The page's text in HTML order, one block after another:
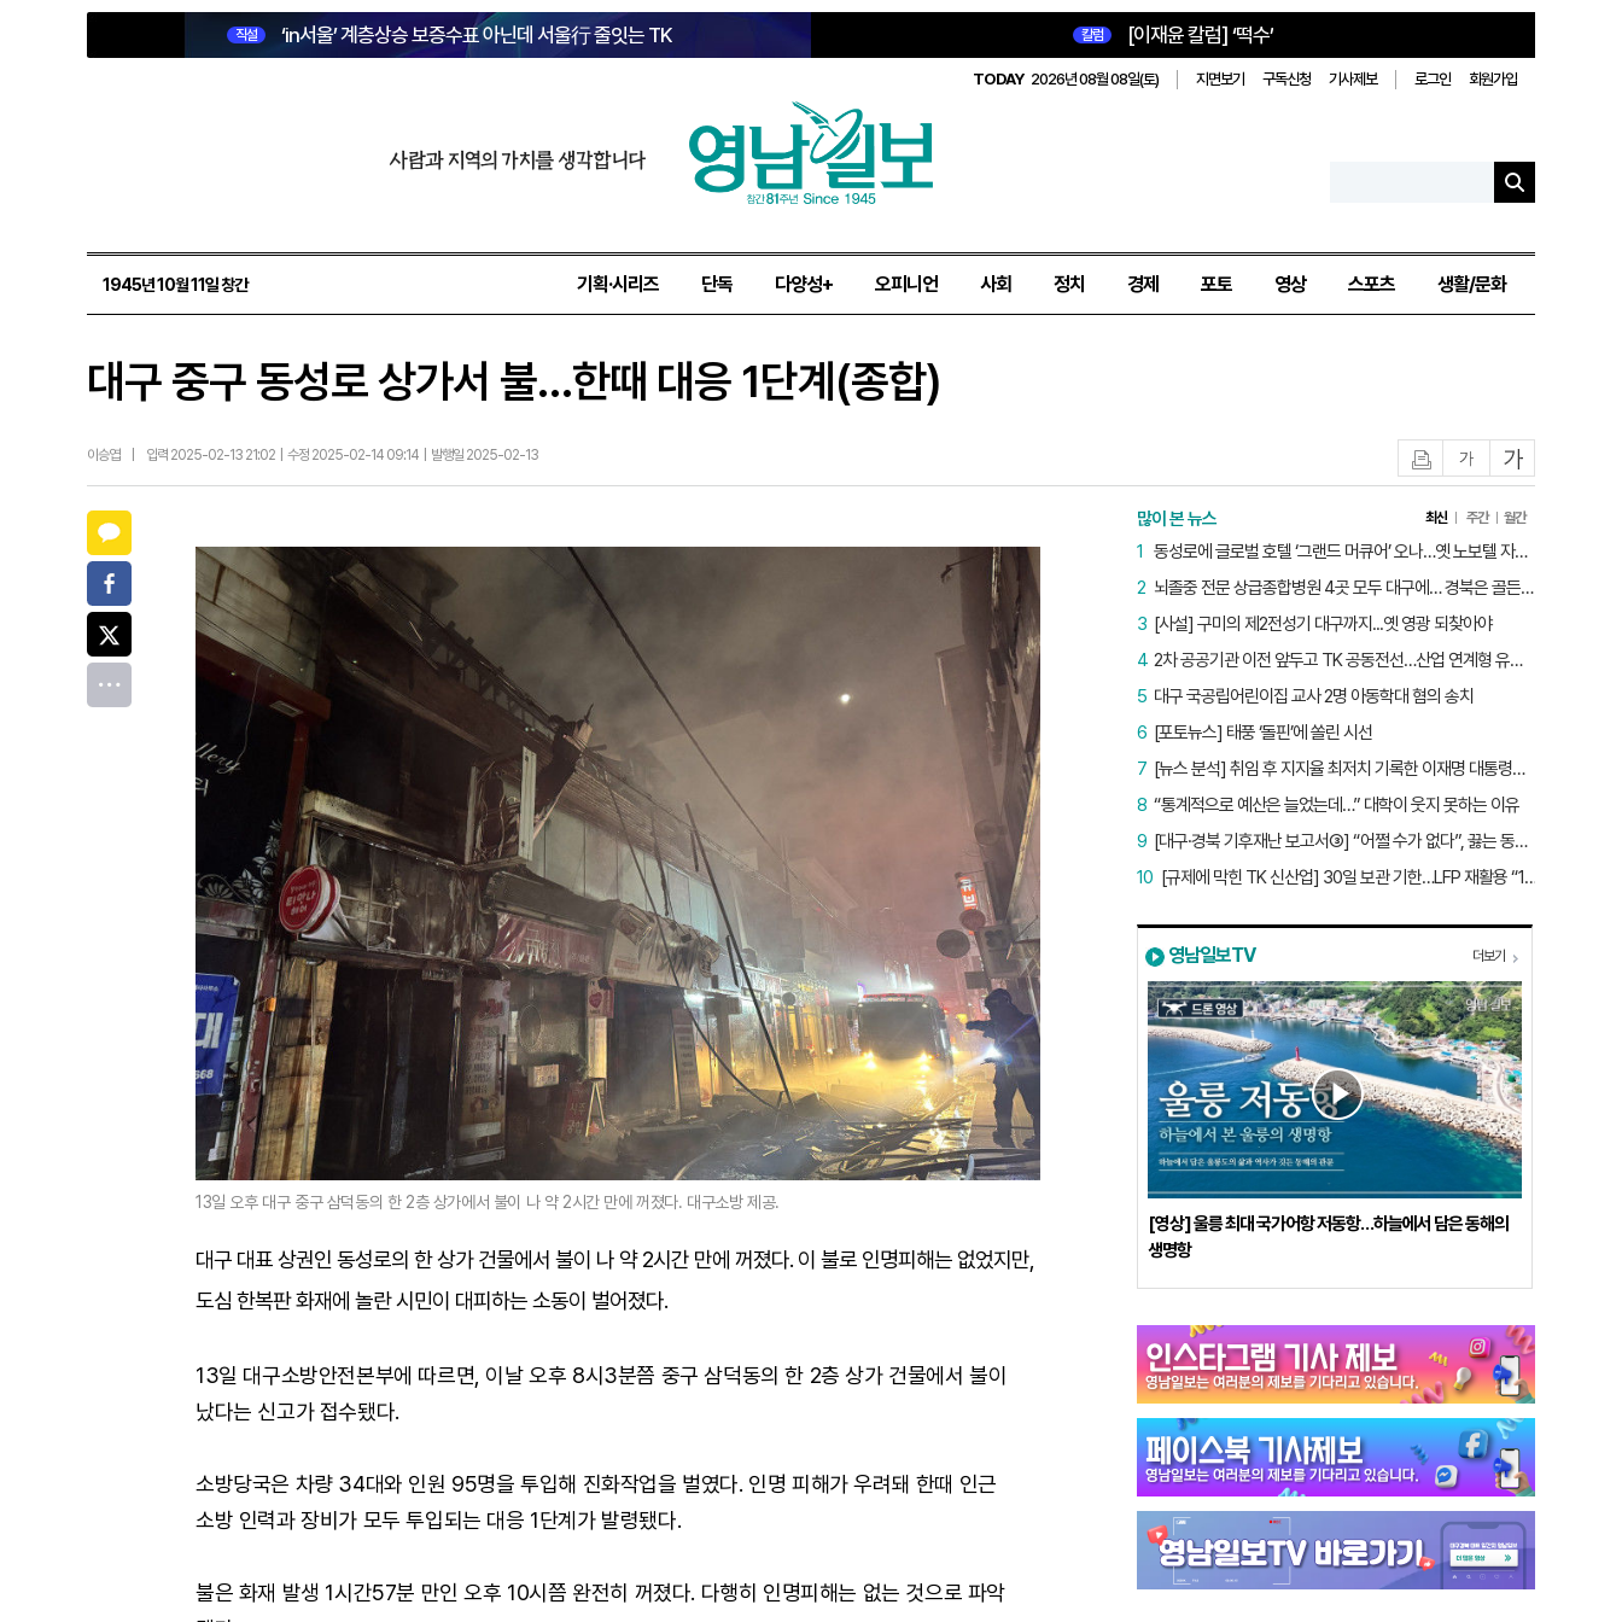
직설 ‘in서울’ 계층상승 보증수표 아닌데 서울行 줄잇는 TK 칼럼 [이재윤 칼럼] ‘떡수’
TODAY 2026년 08월 08일(토) 지면보기 구독신청 기사제보 로그인 회원가입
사람과 지역의 가치를 생각합니다
1945년 10월 11일 창간 기획·시리즈 단독 다양성+ 오피니언 사회 정치 경제 포토 영상 스포츠 생활/문화
대구 중구 동성로 상가서 불…한때 대응 1단계(종합)
이승엽 입력 2025-02-13 21:02 | 수정 2025-02-14 09:14 | 발행일 2025-02-13 글자작게글자크게
13일 오후 대구 중구 삼덕동의 한 2층 상가에서 불이 나 약 2시간 만에 꺼졌다. 대구소방 제공.
대구 대표 상권인 동성로의 한 상가 건물에서 불이 나 약 2시간 만에 꺼졌다. 이 불로 인명피해는 없었지만,
도심 한복판 화재에 놀란 시민이 대피하는 소동이 벌어졌다.
13일 대구소방안전본부에 따르면, 이날 오후 8시3분쯤 중구 삼덕동의 한 2층 상가 건물에서 불이
났다는 신고가 접수됐다.
소방당국은 차량 34대와 인원 95명을 투입해 진화작업을 벌였다. 인명 피해가 우려돼 한때 인근
소방 인력과 장비가 모두 투입되는 대응 1단계가 발령됐다.
불은 화재 발생 1시간57분 만인 오후 10시쯤 완전히 꺼졌다. 다행히 인명피해는 없는 것으로 파악
많이 본 뉴스 최신 주간 월간
동성로에 글로벌 호텔 ‘그랜드 머큐어’ 오나…옛 노보텔 자리 사무실 개설
1
뇌졸중 전문 상급종합병원 4곳 모두 대구에… 경북은 골든타임 사각지대
2
[사설] 구미의 제2전성기 대구까지...옛 영광 되찾아야
3
2차 공공기관 이전 앞두고 TK 공동전선…산업 연계형 유치 승부수
4
대구 국공립어린이집 교사 2명 아동학대 혐의 송치
5
[포토뉴스] 태풍 ‘돌핀’에 쏠린 시선
6
[뉴스 분석] 취임 후 지지율 최저치 기록한 이재명 대통령…왜?
7
“통계적으로 예산은 늘었는데…” 대학이 웃지 못하는 이유
8
[대구·경북 기후재난 보고서③] “어쩔 수가 없다”, 끓는 동해…‘절멸 위기’ 경북 수산업
9
[규제에 막힌 TK 신산업] 30일 보관 기한…LFP 재활용 “180일로 늘려야”
10
영남일보TV 더보기
[영상] 울릉 최대 국가어항 저동항…하늘에서 담은 동해의
생명항